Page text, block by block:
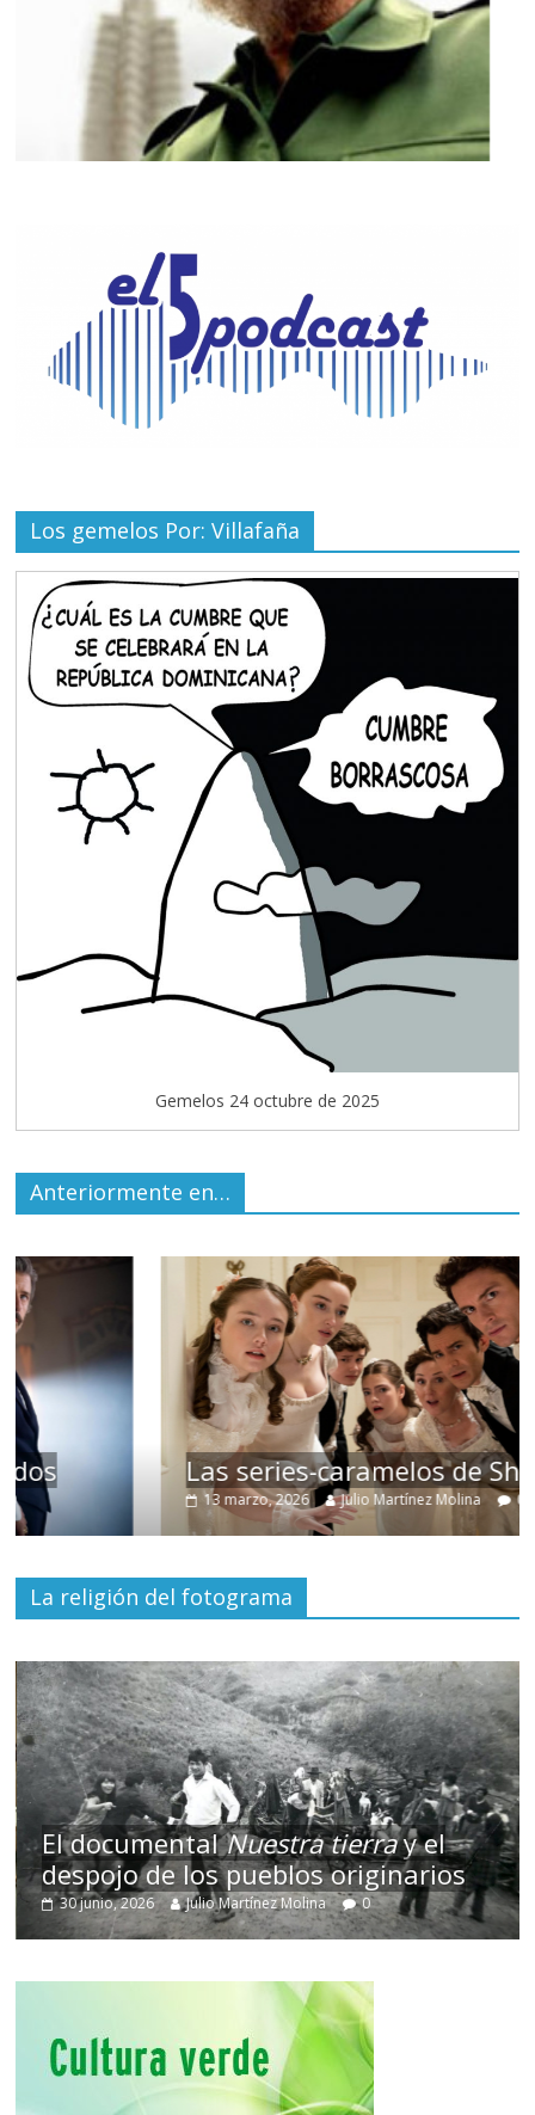
Los gemelos Por: Villafaña
Gemelos 24 octubre de 2025
Anteriormente en…
Las series-caramelos de Shondaland
Julio Martínez Molina 0
La religión del fotograma
El documentalNuestra tierray el
despojo de los pueblos originarios
30 junio, 2026 Julio Martínez Molina 0